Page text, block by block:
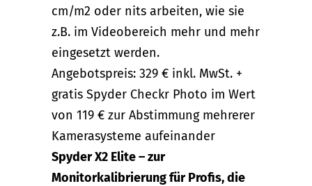
cm/m2 oder nits arbeiten, wie sie
z.B. im Videobereich mehr und mehr
eingesetzt werden.
Angebotspreis: 329 € inkl. MwSt. +
gratis Spyder Checkr Photo im Wert
von 119 € zur Abstimmung mehrerer
Kamerasysteme aufeinander
Spyder X2 Elite – zur
Monitorkalibrierung für Profis, die